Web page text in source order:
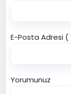
E-Posta Adresi (
Yorumunuz